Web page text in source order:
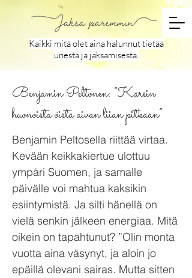
Kaikki mitä olet aina halunnut tietää
unesta ja jaksamisesta.
Benjamin Peltonen: ”Kärsin
huonoista öistä aivan liian pitkään”
Benjamin Peltosella riittää virtaa.
Kevään keikkakiertue ulottuu
ympäri Suomen, ja samalle
päivälle voi mahtua kaksikin
esiintymistä. Ja silti hänellä on
vielä senkin jälkeen energiaa. Mitä
oikein on tapahtunut? ”Olin monta
vuotta aina väsynyt, ja aloin jo
epäillä olevani sairas. Mutta sitten